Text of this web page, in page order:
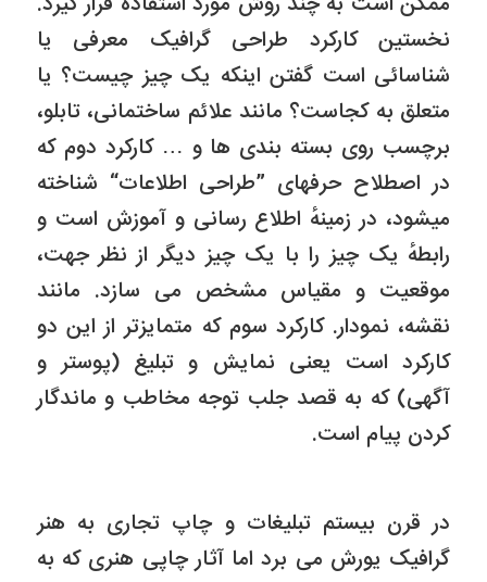
نخستین کارکرد طراحى گرافیک معرفى یا
شناسائى است گفتن اینکه یک چیز چیست؟ یا
متعلق به کجاست؟ مانند علائم ساختمانی، تابلو،
برچسب روى بسته بندى ها و … کارکرد دوم که
در اصطلاح حرفهاى ”طراحى اطلاعات“ شناخته
میشود، در زمینهٔ اطلاع رسانى و آموزش است و
رابطهٔ یک چیز را با یک چیز دیگر از نظر جهت،
موقعیت و مقیاس مشخص مى سازد. مانند
نقشه، نمودار. کارکرد سوم که متمایزتر از این دو
کارکرد است یعنى نمایش و تبلیغ (پوستر و
آگهی) که به قصد جلب توجه مخاطب و ماندگار
کردن پیام است.
در قرن بیستم تبلیغات و چاپ تجارى به هنر
گرافیک یورش مى برد اما آثار چاپى هنرى که به